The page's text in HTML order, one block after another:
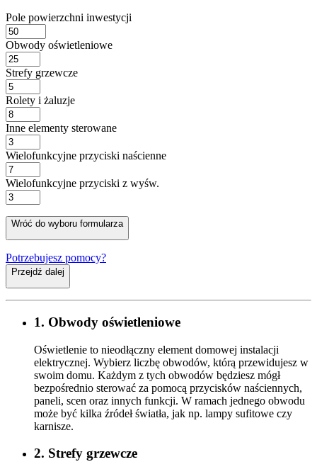
Pole powierzchni inwestycji
Obwody oświetleniowe
Strefy grzewcze
Rolety i żaluzje
Inne elementy sterowane
Wielofunkcyjne przyciski naścienne
Wielofunkcyjne przyciski z wyśw.
Wróć do wyboru formularza
Potrzebujesz pomocy?
Przejdź dalej
1. Obwody oświetleniowe
Oświetlenie to nieodłączny element domowej instalacji
elektrycznej. Wybierz liczbę obwodów, którą przewidujesz w
swoim domu. Każdym z tych obwodów będziesz mógł
bezpośrednio sterować za pomocą przycisków naściennych,
paneli, scen oraz innych funkcji. W ramach jednego obwodu
może być kilka źródeł światła, jak np. lampy sufitowe czy
karnisze.
2. Strefy grzewcze